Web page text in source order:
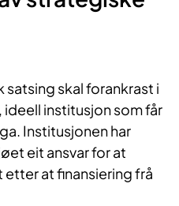
satsing skal forankrast i
institusjon som får
Institusjonen har
eit ansvar for at
at finansiering frå